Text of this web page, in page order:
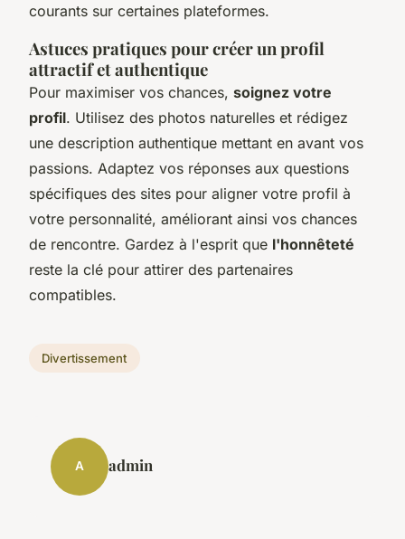
courants sur certaines plateformes.
Astuces pratiques pour créer un profil
attractif et authentique
Pour maximiser vos chances, soignez votre
profil. Utilisez des photos naturelles et rédigez
une description authentique mettant en avant vos
passions. Adaptez vos réponses aux questions
spécifiques des sites pour aligner votre profil à
votre personnalité, améliorant ainsi vos chances
de rencontre. Gardez à l'esprit que l'honnêteté
reste la clé pour attirer des partenaires
compatibles.
Divertissement
A admin